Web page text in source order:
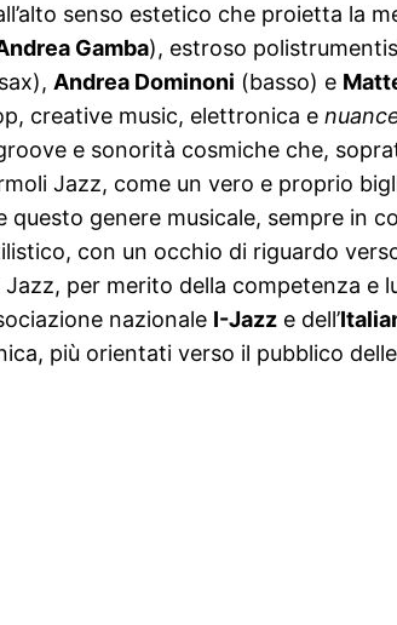
senso estetico che proietta la
Gamba), estroso
Andrea Dominoni (basso) e
creative music, elettronica e
e sonorità cosmiche che,
Jazz, come un vero e proprio
genere musicale, sempre in
con un occhio di riguardo
per merito della competenza
nazionale I-Jazz e dell’
più orientati verso il pubblico